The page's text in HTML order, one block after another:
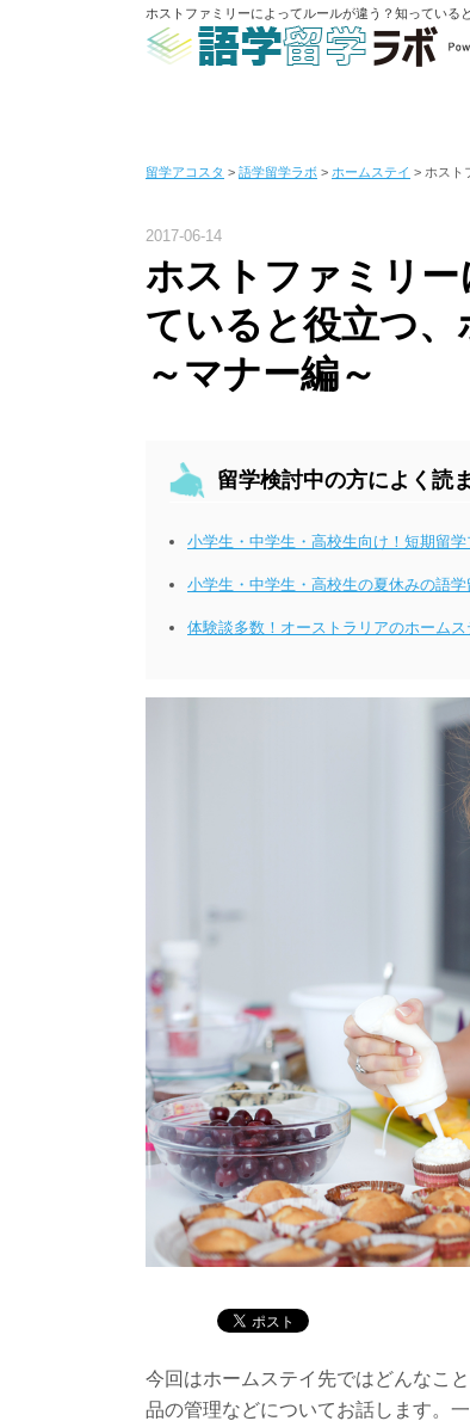
ホストファミリーによってルールが違う？知っている
留学アコスタ > 語学留学ラボ > ホームステイ > ホスト
2017-06-14
ホストファミリ
ていると役立つ
～マナー編～
留学検討中の方によく読
小学生・中学生・高校生向け！短期留
小学生・中学生・高校生の夏休みの語
体験談多数！オーストラリアのホーム
今回はホームステイ先ではどんなこ
品の管理などについてお話します。